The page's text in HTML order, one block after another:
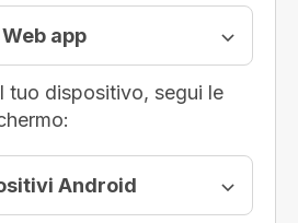
Web app
tuo dispositivo, segui le
Android